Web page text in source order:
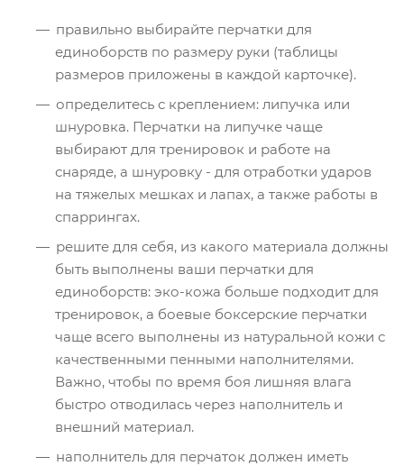
правильно выбирайте перчатки для
единоборств по размеру руки (таблицы
размеров приложены в каждой карточке).
определитесь с креплением: липучка или
шнуровка. Перчатки на липучке чаще
выбирают для тренировок и работе на
снаряде, а шнуровку - для отработки ударов
на тяжелых мешках и лапах, а также работы в
спаррингах.
решите для себя, из какого материала должны
быть выполнены ваши перчатки для
единоборств: эко-кожа больше подходит для
тренировок, а боевые боксерские перчатки
чаще всего выполнены из натуральной кожи с
качественными пенными наполнителями.
Важно, чтобы по время боя лишняя влага
быстро отводилась через наполнитель и
внешний материал.
наполнитель для перчаток должен иметь